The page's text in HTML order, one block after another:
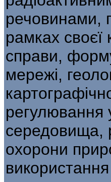
речовинами,
рамках своєї
справи,
мережі,
регулювання
середовища,
охорони